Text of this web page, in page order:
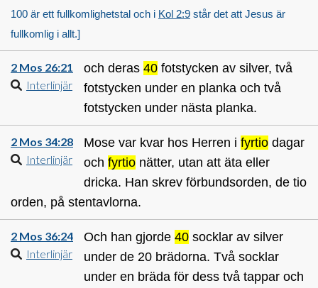
100 är ett fullkomlighetstal och i Kol 2:9 står det att Jesus är
fullkomlig i allt.]
2 Mos 26:21
Interlinjär
och deras 40 fotstycken av silver, två
fotstycken under en planka och två
fotstycken under nästa planka.
2 Mos 34:28
Interlinjär
Mose var kvar hos Herren i fyrtio dagar
och fyrtio nätter, utan att äta eller
dricka. Han skrev förbundsorden, de tio
orden, på stentavlorna.
2 Mos 36:24
Interlinjär
Och han gjorde 40 socklar av silver
under de 20 brädorna. Två socklar
under en bräda för dess två tappar och